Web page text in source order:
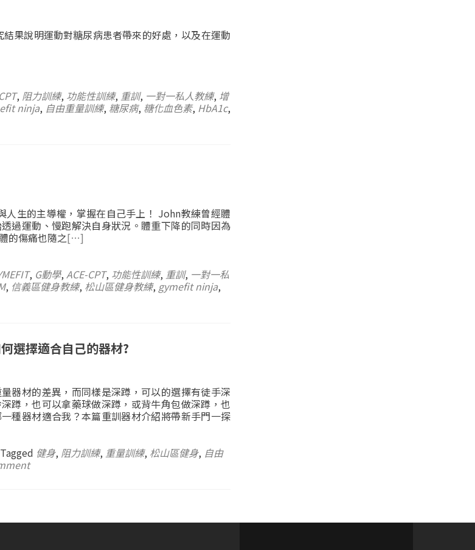
果說明運動對糖尿病患者帶來的好處，以及在運動
, 阻力訓練, 功能性訓練, 重訓, 一對一私人教練, 增
ninja, 自由重量訓練, 糖尿病, 糖化血色素, HbA1c,
人生的主導權，掌握在自己手上！ John教練曾經體
過運動、慢跑解決自身狀況。體重下降的同時因為
的傷痛也隨之[…]
, G動學, ACE-CPT, 功能性訓練, 重訓, 一對一私
, 信義區健身教練, 松山區健身教練, gymefit ninja,
選擇適合自己的器材?
器材的差異，而同樣是深蹲，可以的選擇有徒手深
蹲，也可以拿藥球做深蹲，或背牛角包做深蹲，也
種器材適合我？本篇重訓器材介紹將帶新手門一探
Tagged 健身, 阻力訓練, 重量訓練, 松山區健身, 自由